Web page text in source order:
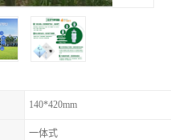
140*420mm
一体式